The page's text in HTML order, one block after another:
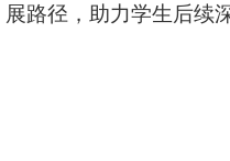
展路径，助力学生后续